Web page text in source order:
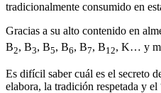
tradicionalmente consumido en
Gracias a su alto contenido en
B2, B3, B5, B6, B7, B12, K… y
Es difícil saber cuál es el secreto
elabora, la tradición respetada y